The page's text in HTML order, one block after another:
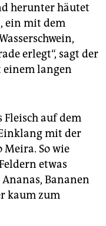
herunter häutet
ein mit dem
erlegt“, sagt der
einem langen
Fleisch auf dem
mit der
So wie
etwas
Bananen
kaum zum